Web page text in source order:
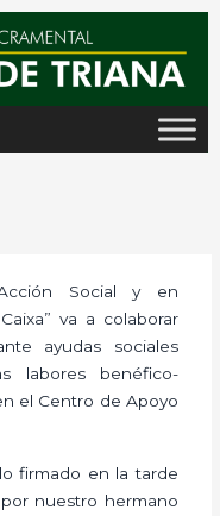
Social y en
va a colaborar
ayudas sociales
labores benéfico-
el Centro de Apoyo
firmado en la tarde
nuestro hermano